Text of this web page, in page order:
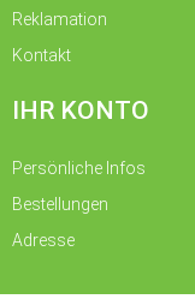
Reklamation
Kontakt
IHR KONTO
Persönliche Infos
Bestellungen
Adresse